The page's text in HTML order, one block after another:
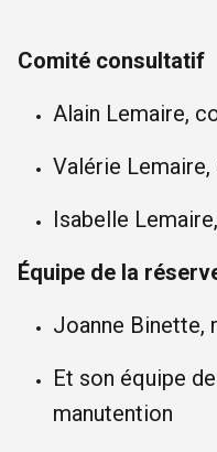
Comité consultatif
Alain Lemaire,
Valérie
Isabelle
Équipe de la
Joanne Binette,
Et son équipe
manutention